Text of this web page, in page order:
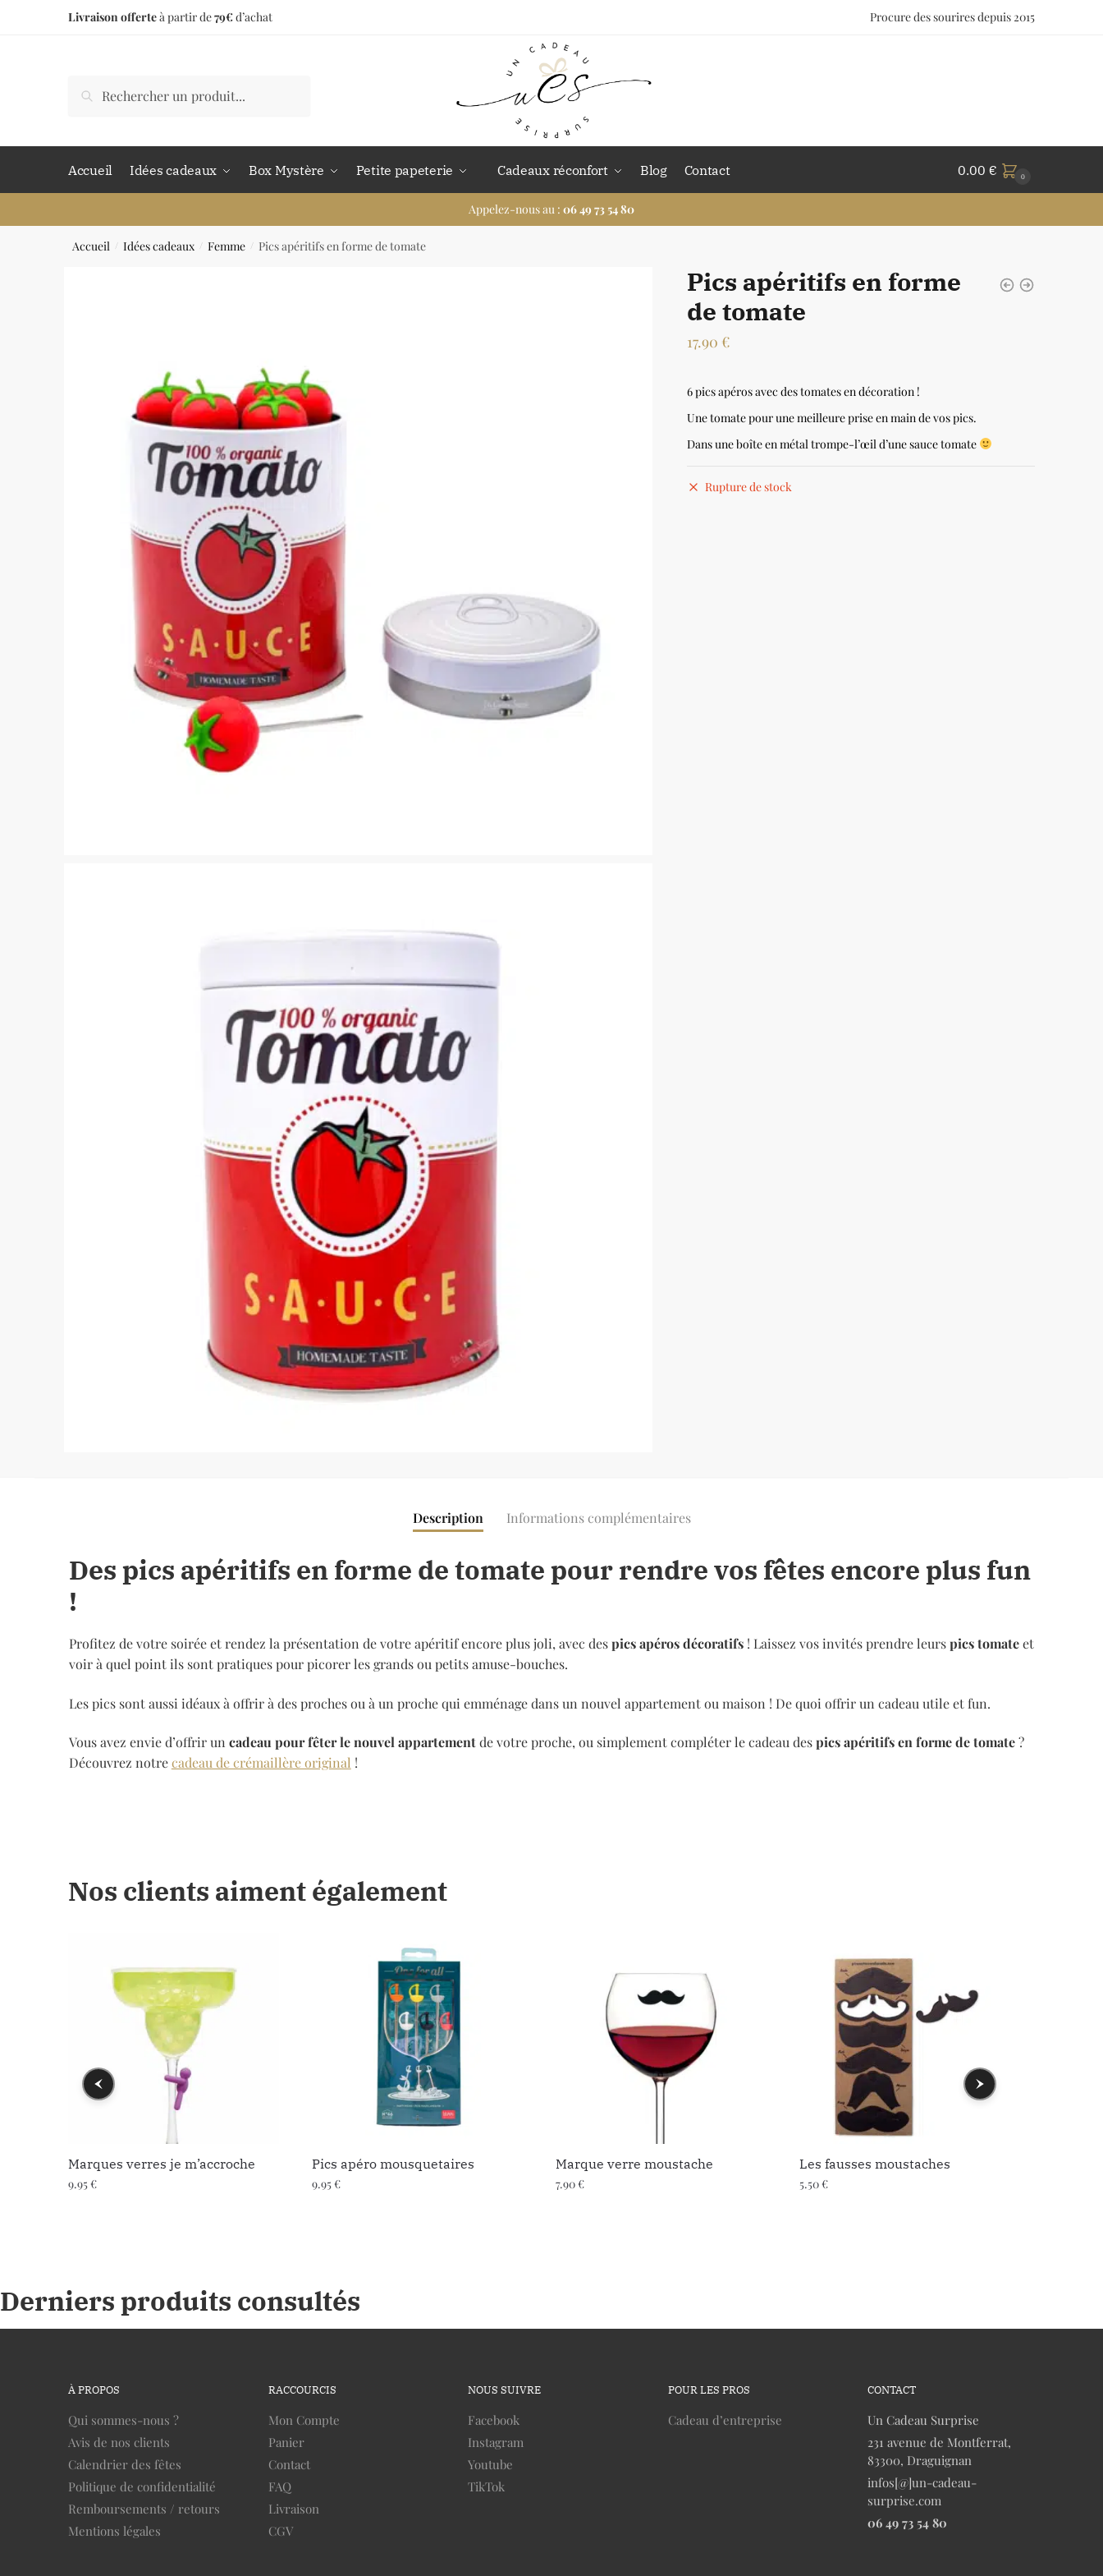
Livraison offerteà partir de79€d’achat Procure des sourires depuis 2015
Accueil Idées cadeaux Box Mystère Petite papeterie Cadeaux réconfort Blog Contact 0.00 € 0
Appelez-nous au : 06 49 73 54 80
Accueil / Idées cadeaux / Femme / Pics apéritifs en forme de tomate
Pics apéritifs en forme
de tomate
17.90 €
6 pics apéros avec des tomates en décoration !
Une tomate pour une meilleure prise en main de vos pics.
Dans une boîte en métal trompe-l’œil d’une sauce tomate
Rupture de stock
Description Informations complémentaires
Des pics apéritifs en forme de tomate pour rendre vos fêtes encore plus fun
!
Profitez de votre soirée et rendez la présentation de votre apéritif encore plus joli, avec despics apéros décoratifs ! Laissez vos invités prendre leurspics tomateet
voir à quel point ils sont pratiques pour picorer les grands ou petits amuse-bouches.
Les pics sont aussi idéaux à offrir à des proches ou à un proche qui emménage dans un nouvel appartement ou maison ! De quoi offrir un cadeau utile et fun.
Vous avez envie d’offrir un cadeau pour fêter le nouvel appartementde votre proche, ou simplement compléter le cadeau despics apéritifs en forme de tomate?
Découvrez notrecadeau de crémaillère original !
Nos clients aiment également
Marques verres je m’accroche
9.95€
Pics apéro mousquetaires
9.95€
Marque verre moustache
7.90€
Les fausses moustaches
5.50€
Derniers produits consultés
À PROPOS
Qui sommes-nous ?
Avis de nos clients
Calendrier des fêtes
Politique de confidentialité
Remboursements / retours
Mentions légales
RACCOURCIS
Mon Compte
Panier
Contact
FAQ
Livraison
CGV
NOUS SUIVRE
Facebook
Instagram
Youtube
TikTok
POUR LES PROS
Cadeau d’entreprise
CONTACT
Un Cadeau Surprise
231 avenue de Montferrat,
83300, Draguignan
infos[@]un-cadeau-
surprise.com
06 49 73 54 80